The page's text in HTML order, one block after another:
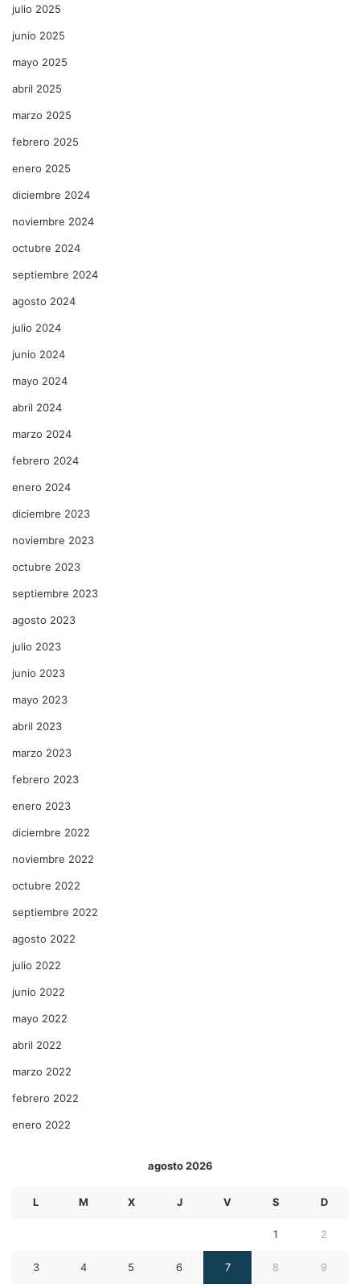
julio 2025
junio 2025
mayo 2025
abril 2025
marzo 2025
febrero 2025
enero 2025
diciembre 2024
noviembre 2024
octubre 2024
septiembre 2024
agosto 2024
julio 2024
junio 2024
mayo 2024
abril 2024
marzo 2024
febrero 2024
enero 2024
diciembre 2023
noviembre 2023
octubre 2023
septiembre 2023
agosto 2023
julio 2023
junio 2023
mayo 2023
abril 2023
marzo 2023
febrero 2023
enero 2023
diciembre 2022
noviembre 2022
octubre 2022
septiembre 2022
agosto 2022
julio 2022
junio 2022
mayo 2022
abril 2022
marzo 2022
febrero 2022
enero 2022
agosto 2026
L M X J V S D
1 2
3 4 5 6 7 8 9